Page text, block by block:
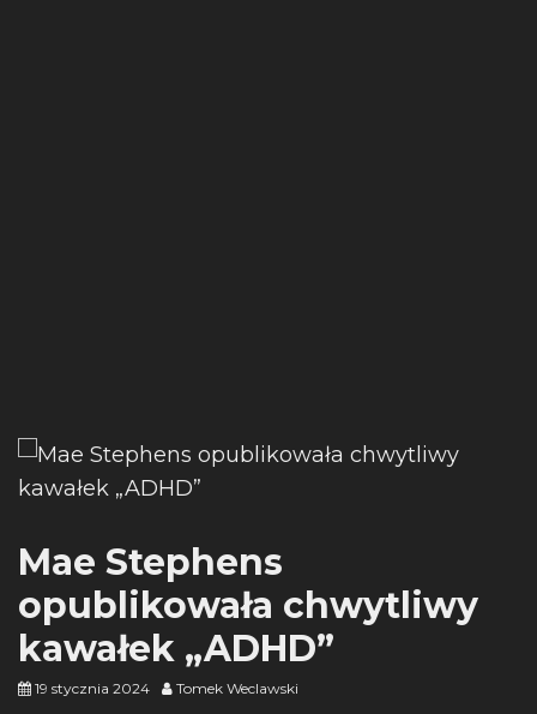
Mae Stephens
opublikowała chwytliwy
kawałek „ADHD”
19 stycznia 2024 Tomek Weclawski